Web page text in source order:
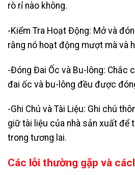
rò rỉ nào không.
-Kiểm Tra Hoạt Động: Mở và
rằng nó hoạt động mượt mà và
-Đóng Đai Ốc và Bu-lông: Chắc
đai ốc và bu-lông đều được
-Ghi Chú và Tài Liệu: Ghi chú
giữ tài liệu của nhà sản xuất để
trong tương lai.
Các lỗi thường gặp và